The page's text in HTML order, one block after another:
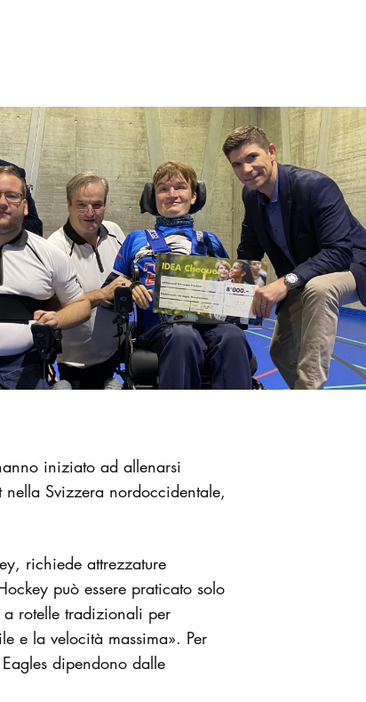
iniziato ad allenarsi
nella Svizzera nordoccidentale,
richiede attrezzature
può essere praticato solo
a rotelle tradizionali per
e la velocità massima». Per
dipendono dalle